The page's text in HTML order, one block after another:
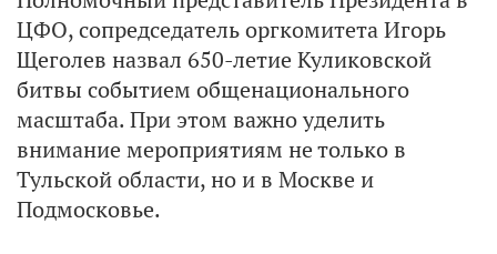
ЦФО, сопредседатель оргкомитета Игорь
Щеголев назвал 650-летие Куликовской
битвы событием общенационального
масштаба. При этом важно уделить
внимание мероприятиям не только в
Тульской области, но и в Москве и
Подмосковье.